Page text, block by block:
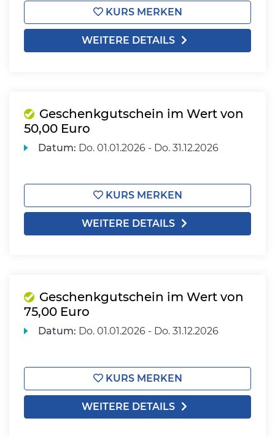
KURS MERKEN
WEITERE DETAILS
Geschenkgutschein im Wert von
50,00 Euro
Datum: Do. 01.01.2026 - Do. 31.12.2026
KURS MERKEN
WEITERE DETAILS
Geschenkgutschein im Wert von
75,00 Euro
Datum: Do. 01.01.2026 - Do. 31.12.2026
KURS MERKEN
WEITERE DETAILS